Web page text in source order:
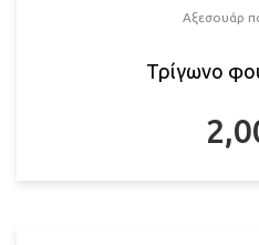
Αξεσουάρ
Τρίγωνο